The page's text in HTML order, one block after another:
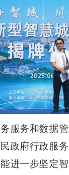
务和数据管
政府行政服
进一步坚定